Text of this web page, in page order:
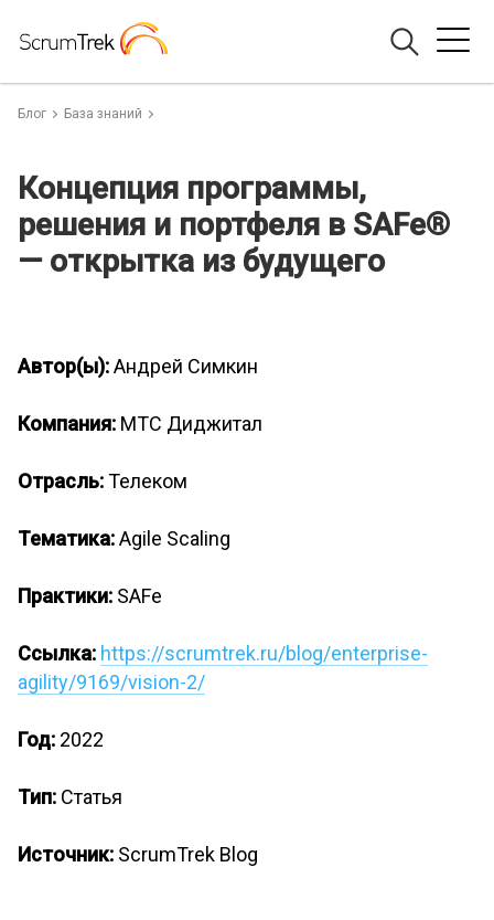
Блог База знаний
Концепция программы,
решения и портфеля в SAFe®
— открытка из будущего
Автор(ы):Андрей Симкин
Компания: МТС Диджитал
Отрасль:Телеком
Тематика:Agile Scaling
Практики: SAFe
Ссылка: https://scrumtrek.ru/blog/enterprise-
agility/9169/vision-2/
Год: 2022
Тип: Статья
Источник: ScrumTrek Blog